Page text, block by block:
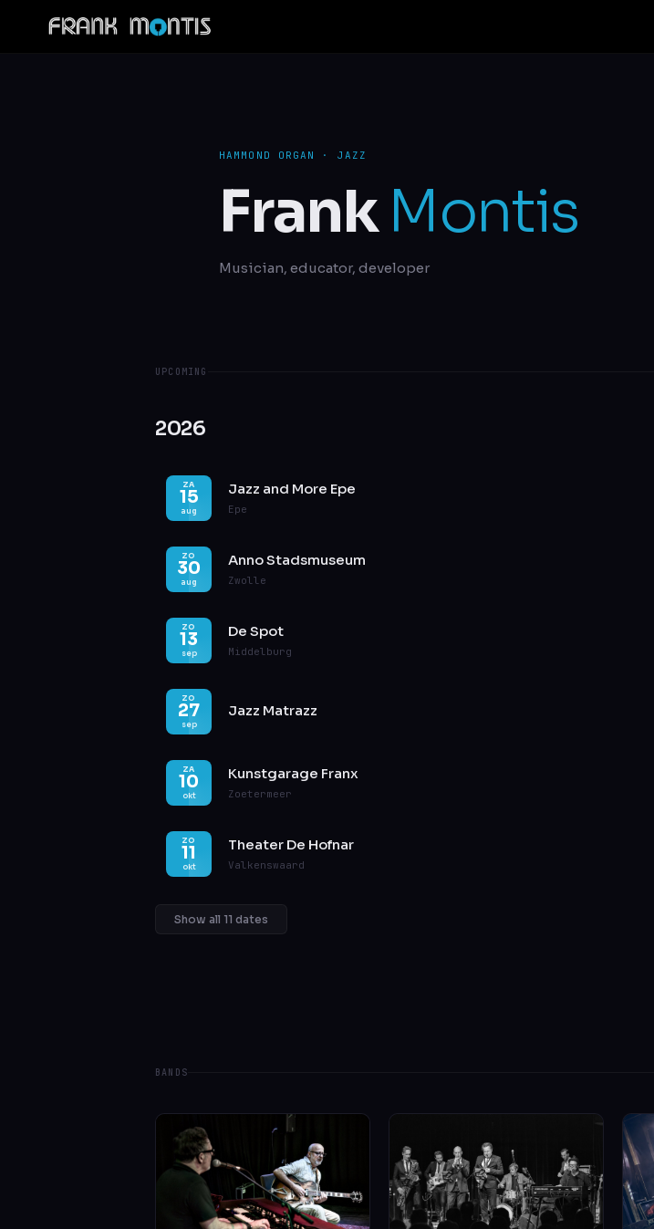
HAMMOND ORGAN · JAZZ
FrankMontis
Musician, educator, developer
UPCOMING
2026
ZA
15
aug
Jazz and More Epe
Epe
ZO
30
aug
Anno Stadsmuseum
Zwolle
ZO
13
sep
De Spot
Middelburg
ZO
27
sep
Jazz Matrazz
ZA
10
okt
Kunstgarage Franx
Zoetermeer
ZO
11
okt
Theater De Hofnar
Valkenswaard
Show all 11 dates
BANDS